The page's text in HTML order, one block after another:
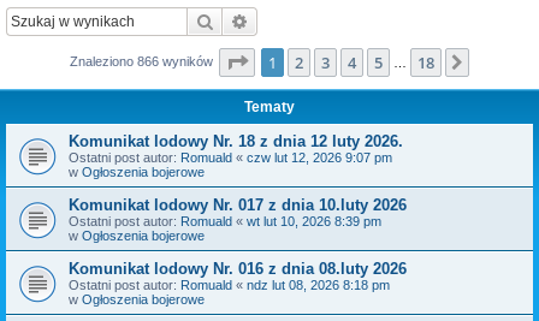
Szukaj
Znaleziono 866 wyników Strona z18
1 2 3 4 5 18
Tematy
Komunikat lodowy Nr. 18 z dnia 12 luty 2026.
Ostatni post autor: Romuald « czw lut 12, 2026 9:07 pm
w Ogłoszenia bojerowe
Komunikat lodowy Nr. 017 z dnia 10.luty 2026
Ostatni post autor: Romuald « wt lut 10, 2026 8:39 pm
w Ogłoszenia bojerowe
Komunikat lodowy Nr. 016 z dnia 08.luty 2026
Ostatni post autor: Romuald « ndz lut 08, 2026 8:18 pm
w Ogłoszenia bojerowe